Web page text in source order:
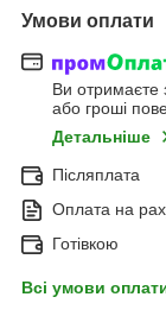
Умови оплати
Ви отримаєте
або гроші
Детальніше
Післяплата
Оплата на
Готівкою
Всі умови